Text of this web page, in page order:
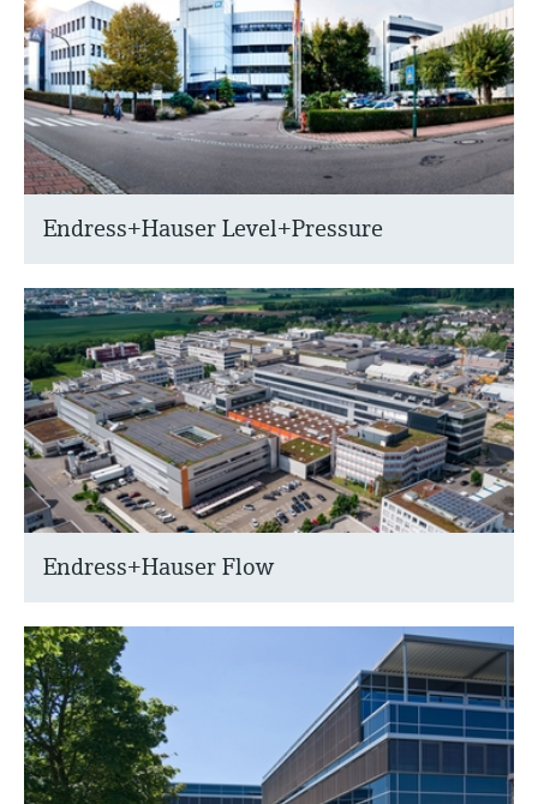
Endress+Hauser Level+Pressure
Endress+Hauser Flow